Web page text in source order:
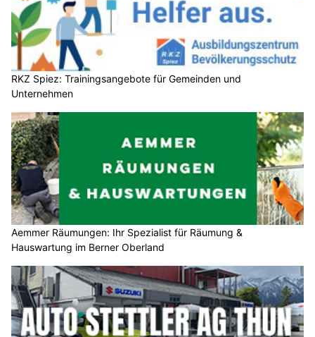
RKZ Spiez: Trainingsangebote für Gemeinden und
Unternehmen
Aemmer Räumungen: Ihr Spezialist für Räumung &
Hauswartung im Berner Oberland